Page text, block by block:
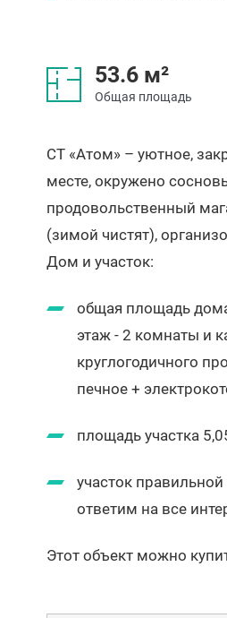
53.6 м²
Общая площадь
СТ «Атом» – уютное,
месте, окружено
продовольственный
(зимой чистят),
Дом и участок:
общая площадь
этаж - 2 комнаты и
круглогодичного
печное +
площадь участка
участок
ответим на все
Этот объект можно